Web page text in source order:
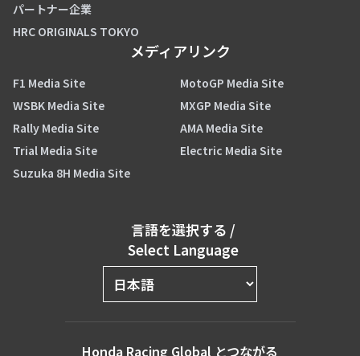
パートナー企業
HRC ORIGINALS TOKYO
メディアリンク
F1 Media Site
MotoGP Media Site
WSBK Media Site
MXGP Media Site
Rally Media Site
AMA Media Site
Trial Media Site
Electric Media Site
Suzuka 8H Media Site
言語を選択する /
Select Language
Honda Racing Global とつながる